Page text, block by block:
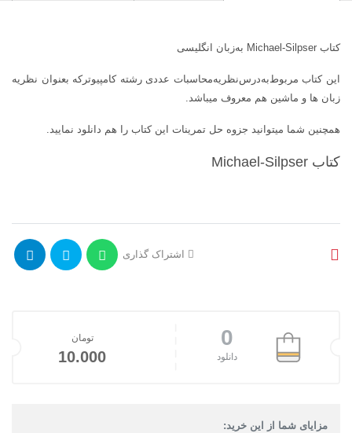
کتاب Michael-Silpser به‌زبان‌ انگلیسی‌
این کتاب مربوط‌به‌درس‌نظریه‌محاسبات عددی رشته کامپیوترکه بعنوان نظریه
زبان ها و ماشین هم معروف میباشد.
همچنین شما میتوانید جزوه حل تمرینات این کتاب را هم دانلود نمایید.
کتاب Michael-Silpser
اشتراک گذاری
0
دانلود
تومان
10.000
مزایای شما از این خرید: